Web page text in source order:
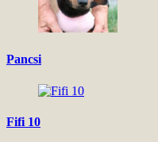
Pancsi
Fifi 10